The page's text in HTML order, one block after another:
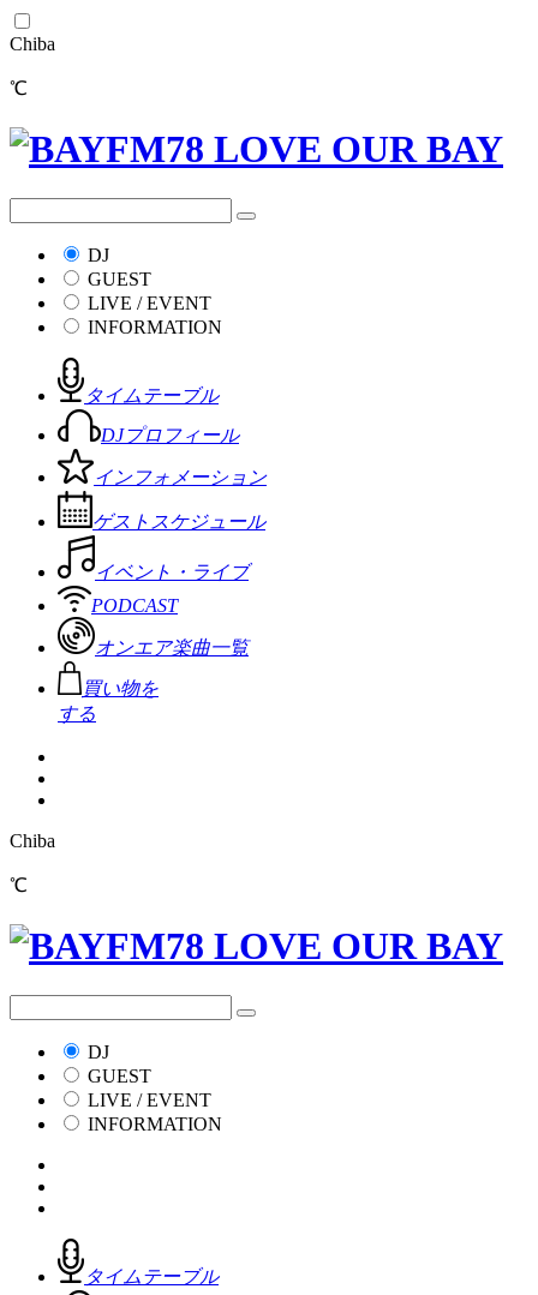
Chiba
℃
DJ
GUEST
LIVE / EVENT
INFORMATION
タイムテーブル
DJプロフィール
インフォメーション
ゲストスケジュール
イベント・ライブ
PODCAST
オンエア楽曲一覧
買い物を
する
Chiba
℃
DJ
GUEST
LIVE / EVENT
INFORMATION
タイムテーブル